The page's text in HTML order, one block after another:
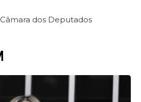
dos Deputados
Page